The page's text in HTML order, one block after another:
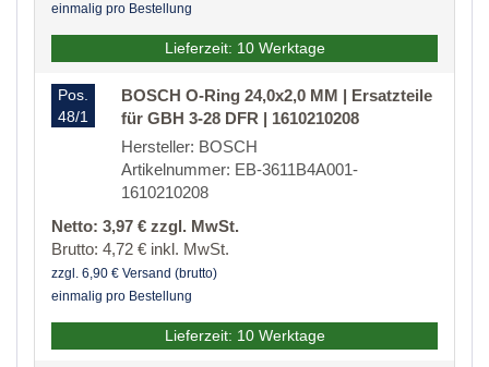
einmalig pro Bestellung
Lieferzeit: 10 Werktage
Pos.
48/1
BOSCH O-Ring 24,0x2,0 MM | Ersatzteile
für GBH 3-28 DFR | 1610210208
Hersteller: BOSCH
Artikelnummer: EB-3611B4A001-
1610210208
Netto: 3,97 € zzgl. MwSt.
Brutto: 4,72 € inkl. MwSt.
zzgl. 6,90 € Versand (brutto)
einmalig pro Bestellung
Lieferzeit: 10 Werktage